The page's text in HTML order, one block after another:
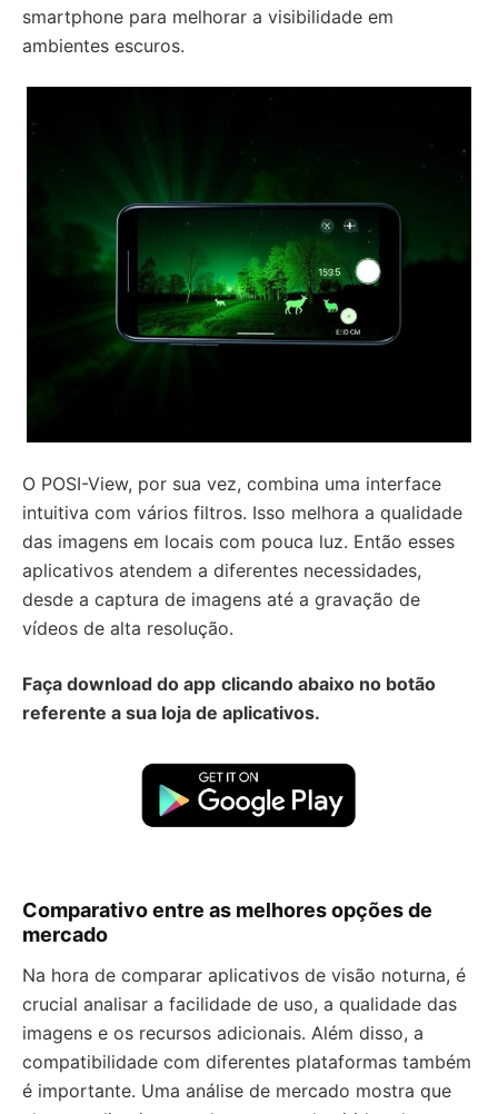
smartphone para melhorar a visibilidade em
ambientes escuros.
O POSI-View, por sua vez, combina uma interface
intuitiva com vários filtros. Isso melhora a qualidade
das imagens em locais com pouca luz. Então esses
aplicativos atendem a diferentes necessidades,
desde a captura de imagens até a gravação de
vídeos de alta resolução.
Faça download do app clicando abaixo no botão
referente a sua loja de aplicativos.
Comparativo entre as melhores opções de
mercado
Na hora de comparar aplicativos de visão noturna, é
crucial analisar a facilidade de uso, a qualidade das
imagens e os recursos adicionais. Além disso, a
compatibilidade com diferentes plataformas também
é importante. Uma análise de mercado mostra que